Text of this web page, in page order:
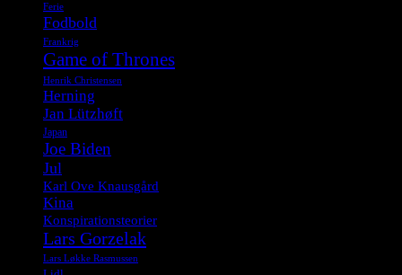
Ferie
Fodbold
Frankrig
Game of Thrones
Henrik Christensen
Herning
Jan Lützhøft
Japan
Joe Biden
Jul
Karl Ove Knausgård
Kina
Konspirationsteorier
Lars Gorzelak
Lars Løkke Rasmussen